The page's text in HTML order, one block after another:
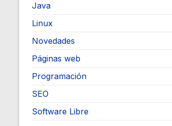
Java
Linux
Novedades
Páginas web
Programación
SEO
Software Libre